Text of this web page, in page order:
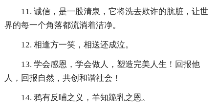
11. 诚信，是一股清泉，它将洗去欺诈的肮脏，让世
界的每一个角落都流淌着洁净。
12. 相逢方一笑，相送还成泣。
13. 学会感恩，学会做人，塑造完美人生！回报他
人，回报自然，共创和谐社会！
14. 鸦有反哺之义，羊知跪乳之恩。